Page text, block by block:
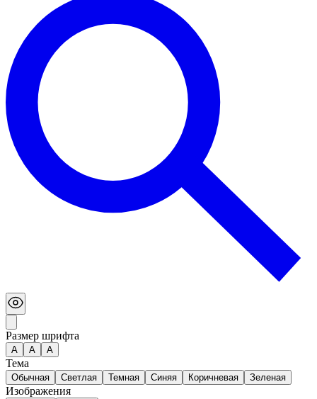
Размер шрифта
А A A
Тема
Обычная Светлая Темная Синяя Коричневая Зеленая
Изображения